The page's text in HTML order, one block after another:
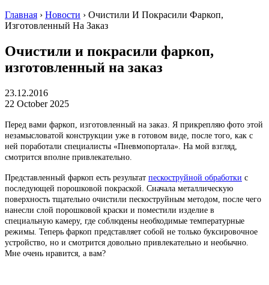
Главная › Новости › Очистили И Покрасили Фаркоп,
Изготовленный На Заказ
Очистили и покрасили фаркоп,
изготовленный на заказ
23.12.2016
22 October 2025
Перед вами фаркоп, изготовленный на заказ. Я прикрепляю фото этой
незамысловатой конструкции уже в готовом виде, после того, как с
ней поработали специалисты «Пневмопортала». На мой взгляд,
смотрится вполне привлекательно.
Представленный фаркоп есть результат пескоструйной обработки с
последующей порошковой покраской. Сначала металлическую
поверхность тщательно очистили пескоструйным методом, после чего
нанесли слой порошковой краски и поместили изделие в
специальную камеру, где соблюдены необходимые температурные
режимы. Теперь фаркоп представляет собой не только буксировочное
устройство, но и смотрится довольно привлекательно и необычно.
Мне очень нравится, а вам?